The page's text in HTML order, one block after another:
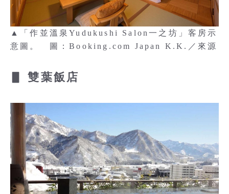
▲「作並溫泉Yudukushi Salon一之坊」客房示
意圖。 圖：Booking.com Japan K.K.／來源
▋ 雙葉飯店